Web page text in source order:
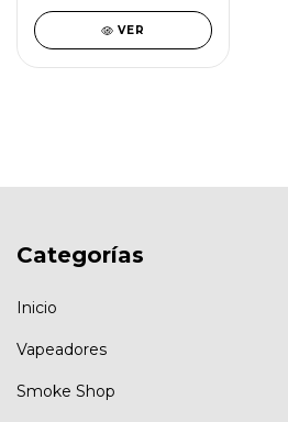
VER
Categorías
Inicio
Vapeadores
Smoke Shop